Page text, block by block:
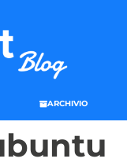
ARCHIVIO